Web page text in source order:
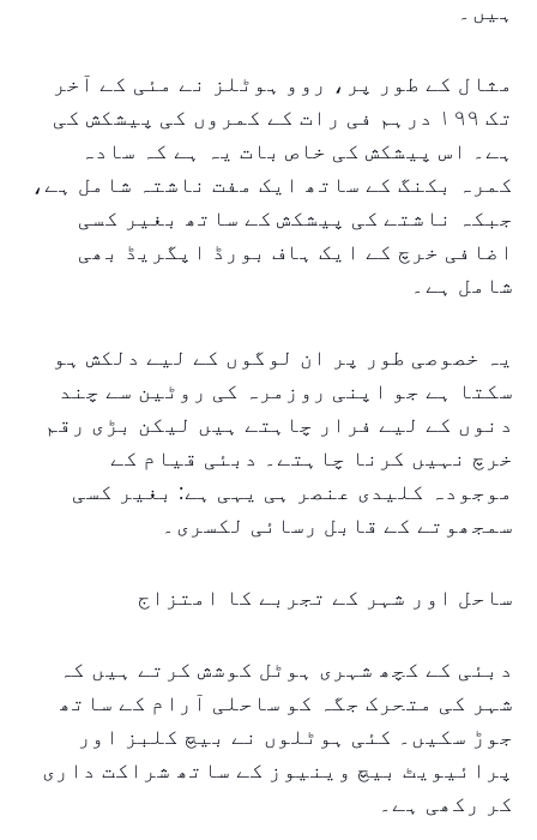
ہیں۔
مثال کے طور پر، روو ہوٹلز نے مئی کے آخر
تک ۱۹۹ درہم فی رات کے کمروں کی پیشکش کی
ہے۔ اس پیشکش کی خاص بات یہ ہے کہ سادہ
کمرہ بکنگ کے ساتھ ایک مفت ناشتہ شامل ہے،
جبکہ ناشتے کی پیشکش کے ساتھ بغیر کسی
اضافی خرچ کے ایک ہاف بورڈ اپگریڈ بھی
شامل ہے۔
یہ خصوصی طور پر ان لوگوں کے لیے دلکش ہو
سکتا ہے جو اپنی روزمرہ کی روٹین سے چند
دنوں کے لیے فرار چاہتے ہیں لیکن بڑی رقم
خرچ نہیں کرنا چاہتے۔ دبئی قیام کے
موجودہ کلیدی عنصر ہی یہی ہے: بغیر کسی
سمجھوتے کے قابل رسائی لکسری۔
ساحل اور شہر کے تجربے کا امتزاج
دبئی کے کچھ شہری ہوٹل کوشش کرتے ہیں کہ
شہر کی متحرک جگہ کو ساحلی آرام کے ساتھ
جوڑ سکیں۔ کئی ہوٹلوں نے بیچ کلبز اور
پرائیویٹ بیچ وینیوز کے ساتھ شراکت داری
کر رکھی ہے۔